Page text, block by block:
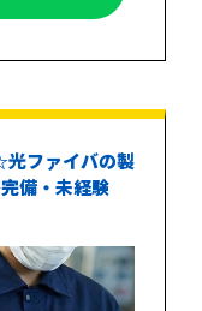
光ファイバの製
備・未経験